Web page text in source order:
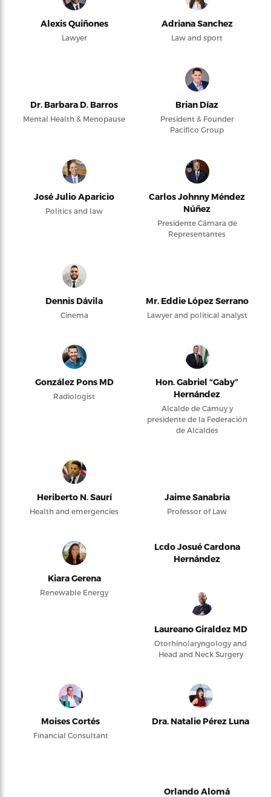
Alexis Quiñones
Lawyer
Adriana Sanchez
Law and sport
Dr. Barbara D. Barros
Mental Health & Menopause
Brian Díaz
President & Founder
Pacifico Group
José Julio Aparicio
Politics and law
Carlos Johnny Méndez
Núñez
Presidente Cámara de
Representantes
Dennis Dávila
Cinema
Mr. Eddie López Serrano
Lawyer and political analyst
González Pons MD
Radiologist
Hon. Gabriel “Gaby”
Hernández
Alcalde de Camuy y
presidente de la Federación
de Alcaldes
Heriberto N. Saurí
Health and emergencies
Jaime Sanabria
Professor of Law
Kiara Gerena
Renewable Energy
Lcdo Josué Cardona
Hernández
Laureano Giraldez MD
Otorhinolaryngology and
Head and Neck Surgery
Moises Cortés
Financial Consultant
Dra. Natalie Pérez Luna
Orlando Alomá